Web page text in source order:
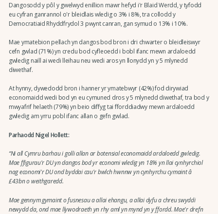
Dangosodd y pôl y gwelwyd enillion mawr hefyd i'r Blaid Werdd, y tyfodd
eu cyfran ganrannol o'r bleidlais wledig o 3% i 8%, tra collodd y
Democratiaid Rhyddfrydol 3 pwynt canran, gan symud o 13% i 10%.
Mae ymatebion pellach yn dangos bod bron i dri chwarter o bleidleiswyr
cefn gwlad (71%) yn credu bod cyfleoedd i bobl ifanc mewn ardaloedd
gwledig naill ai wedi lleihau neu wedi aros yn llonydd yn y 5 mlynedd
diwethaf.
At hynny, dywedodd bron i hanner yr ymatebwyr (42%) fod dirywiad
economaidd wedi bod yn eu cymuned dros y 5 mlynedd diwethaf, tra bod y
mwyafrif helaeth (79%) yn beio diffyg tai fforddiadwy mewn ardaloedd
gwledig am yrru pobl ifanc allan o gefn gwlad.
Parhaodd Nigel Hollett:
“Ni all Cymru barhau i golli allan ar botensial economaidd ardaloedd gwledig.
Mae ffigurau'r DU yn dangos bod yr economi wledig yn 18% yn llai cynhyrchiol
nag economi'r DU ond byddai cau'r bwlch hwnnw yn cynhyrchu cymaint â
£43bn o weithgaredd.
Mae gennym gymaint o fusnesau a allai ehangu, a allai dyfu a chreu swyddi
newydd da, ond mae llywodraeth yn rhy aml yn mynd yn y ffordd. Mae'r drefn